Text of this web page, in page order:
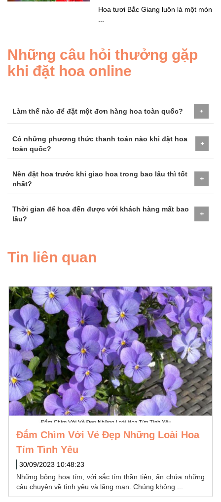
Hoa tươi Bắc Giang luôn là một món
Những câu hỏi thưởng gặp
khi đặt hoa online
Làm thế nào để đặt một đơn hàng hoa toàn quốc? +
Có những phương thức thanh toán nào khi đặt hoa
toàn quốc?
+
Nên đặt hoa trước khi giao hoa trong bao lâu thì tốt
nhất?
+
Thời gian để hoa đến được với khách hàng mất bao
lâu?
+
Tin liên quan
những
Hoa Sen Và Tình Yêu: Sự Hòa
Tinh Tế
30/09/2023 09:57:44
Những xúc cảm nhỏ bé có trong hoa sen sẽ mở
trang thơ đầy màu sắc về tình yêu, nơi ...